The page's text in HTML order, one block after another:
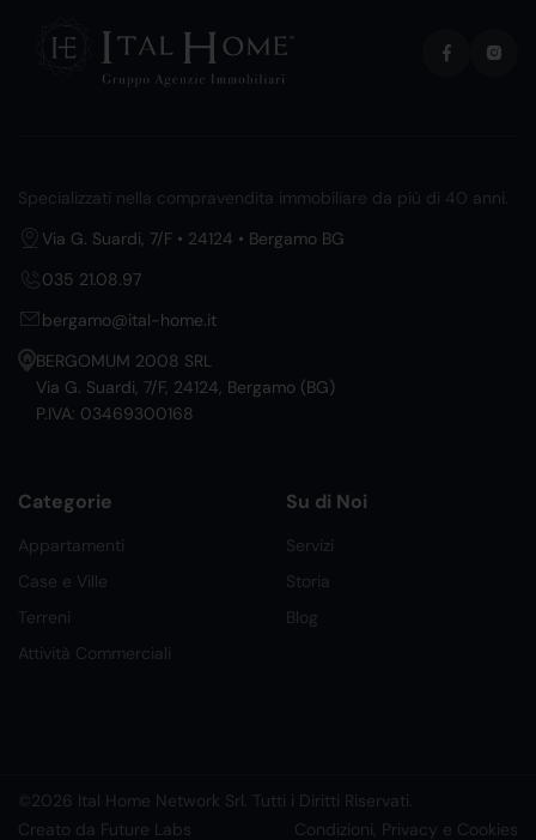
Specializzati nella compravendita immobiliare da più di 40 anni.
Via G. Suardi, 7/F • 24124 • Bergamo BG
035 21.08.97
bergamo@ital-home.it
BERGOMUM 2008 SRL
Via G. Suardi, 7/F, 24124, Bergamo (BG)
P.IVA: 03469300168
Categorie
Appartamenti
Case e Ville
Terreni
Attività Commerciali
Su di Noi
Servizi
Storia
Blog
©2026 Ital Home Network Srl. Tutti i Diritti Riservati.
Creato da Future Labs
Condizioni, Privacy e Cookies